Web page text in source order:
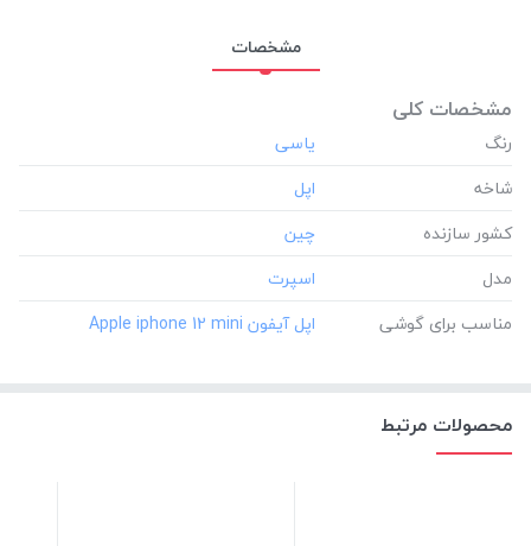
مشخصات
مشخصات کلی
رنگ
شاخه
کشور سازنده
مدل
مناسب برای گوشی
محصولات مرتبط